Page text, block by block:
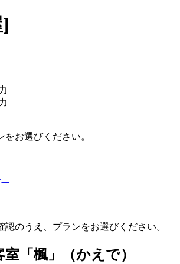
お選びください。
認のうえ、プランをお選びください。
「楓」（かえで）